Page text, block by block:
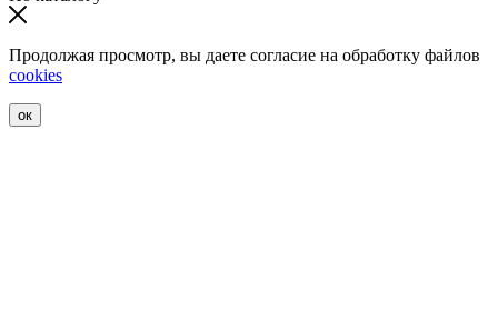
Продолжая просмотр, вы даете согласие на обработку файлов
cookies
ок